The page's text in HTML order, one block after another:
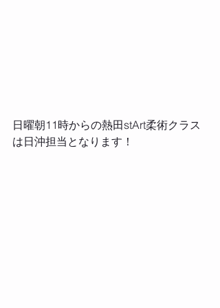
日曜朝11時からの熱田stArt柔術クラス
は日沖担当となります！